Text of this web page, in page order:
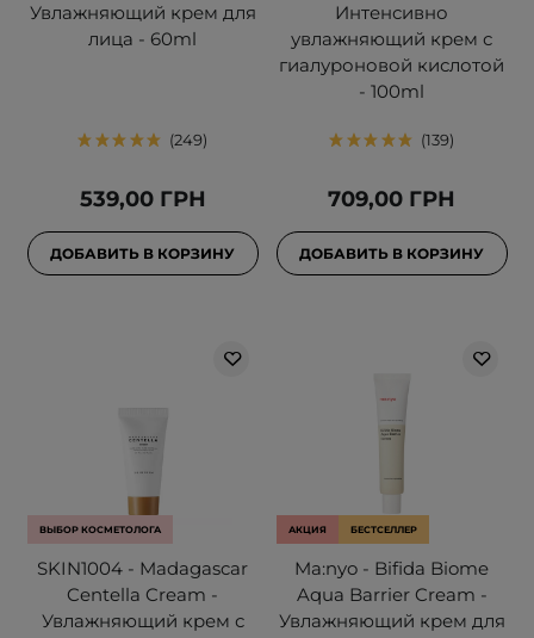
Увлажняющий крем для
лица - 60ml
249
539,00 ГРН
ДОБАВИТЬ В КОРЗИНУ
Интенсивно
увлажняющий крем с
гиалуроновой кислотой
- 100ml
139
709,00 ГРН
ДОБАВИТЬ В КОРЗИНУ
ВЫБОР КОСМЕТОЛОГА
SKIN1004 - Madagascar
Centella Cream -
Увлажняющий крем с
АКЦИЯ БЕСТСЕЛЛЕР
Ma:nyo - Bifida Biome
Aqua Barrier Cream -
Увлажняющий крем для